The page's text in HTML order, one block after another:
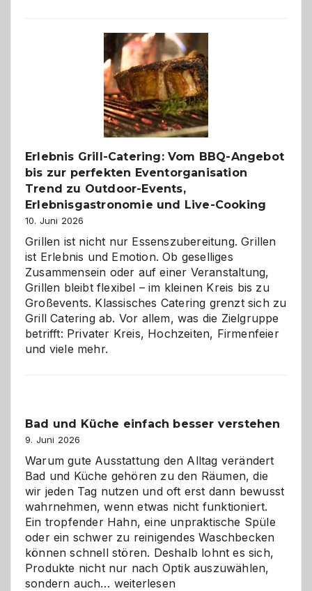
–
die
Gelegenheit,
neue
Reiseziele
zu
entdecken
Erlebnis Grill-Catering: Vom BBQ-Angebot
bis zur perfekten Eventorganisation
Trend zu Outdoor-Events,
Erlebnisgastronomie und Live-Cooking
10. Juni 2026
Grillen ist nicht nur Essenszubereitung. Grillen
ist Erlebnis und Emotion. Ob geselliges
Zusammensein oder auf einer Veranstaltung,
Grillen bleibt flexibel – im kleinen Kreis bis zu
Großevents. Klassisches Catering grenzt sich zu
Grill Catering ab. Vor allem, was die Zielgruppe
betrifft: Privater Kreis, Hochzeiten, Firmenfeier
und viele mehr.
Bad und Küche einfach besser verstehen
9. Juni 2026
Warum gute Ausstattung den Alltag verändert
Bad und Küche gehören zu den Räumen, die
wir jeden Tag nutzen und oft erst dann bewusst
wahrnehmen, wenn etwas nicht funktioniert.
Ein tropfender Hahn, eine unpraktische Spüle
oder ein schwer zu reinigendes Waschbecken
können schnell stören. Deshalb lohnt es sich,
Produkte nicht nur nach Optik auszuwählen,
sondern auch… Bad
weiterlesen